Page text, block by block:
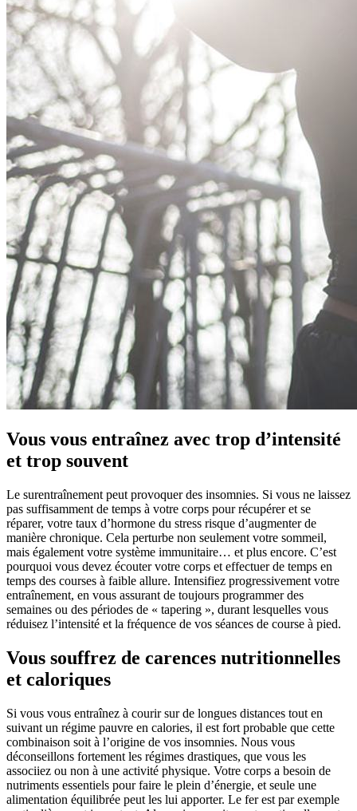
Vous vous entraînez avec trop d’intensité
et trop souvent
Le surentraînement peut provoquer des insomnies. Si vous ne laissez
pas suffisamment de temps à votre corps pour récupérer et se
réparer, votre taux d’hormone du stress risque d’augmenter de
manière chronique. Cela perturbe non seulement votre sommeil,
mais également votre système immunitaire… et plus encore. C’est
pourquoi vous devez écouter votre corps et effectuer de temps en
temps des courses à faible allure. Intensifiez progressivement votre
entraînement, en vous assurant de toujours programmer des
semaines ou des périodes de « tapering », durant lesquelles vous
réduisez l’intensité et la fréquence de vos séances de course à pied.
Vous souffrez de carences nutritionnelles
et caloriques
Si vous vous entraînez à courir sur de longues distances tout en
suivant un régime pauvre en calories, il est fort probable que cette
combinaison soit à l’origine de vos insomnies. Nous vous
déconseillons fortement les régimes drastiques, que vous les
associiez ou non à une activité physique. Votre corps a besoin de
nutriments essentiels pour faire le plein d’énergie, et seule une
alimentation équilibrée peut les lui apporter. Le fer est par exemple